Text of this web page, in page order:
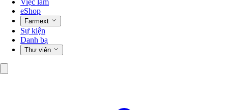
Việc làm
eShop
Farmext
Sự kiện
Danh bạ
Thư viện